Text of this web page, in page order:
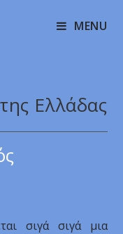
MENU
Ελλάδας
σιγά σιγά μια